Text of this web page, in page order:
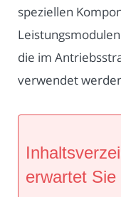
speziellen
die im
verwendet
erwartet